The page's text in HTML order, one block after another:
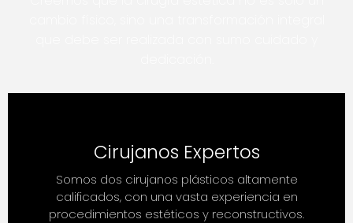
Cirujanos Expertos
Somos dos cirujanos plásticos altamente
calificados, con una vasta experiencia en
procedimientos estéticos y reconstructivos.